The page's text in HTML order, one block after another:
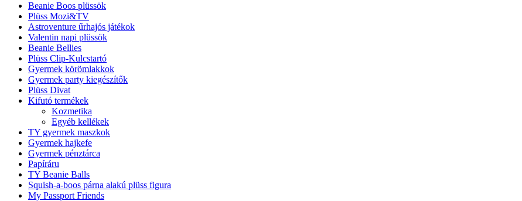
Beanie Boos plüssök
Plüss Mozi&TV
Astroventure űrhajós játékok
Valentin napi plüssök
Beanie Bellies
Plüss Clip-Kulcstartó
Gyermek körömlakkok
Gyermek party kiegészítők
Plüss Divat
Kifutó termékek
Kozmetika
Egyéb kellékek
TY gyermek maszkok
Gyermek hajkefe
Gyermek pénztárca
Papíráru
TY Beanie Balls
Squish-a-boos párna alakú plüss figura
My Passport Friends